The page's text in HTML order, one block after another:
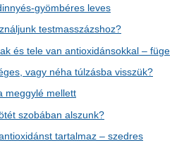
gyömbéres leves
testmasszázshoz?
és tele van antioxidánsokkal – füge
vagy néha túlzásba visszük?
meggylé mellett
szobában alszunk?
tartalmaz – szedres